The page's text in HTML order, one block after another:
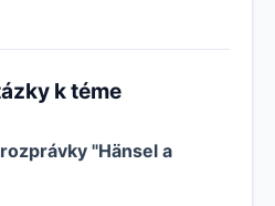
k téme
"Hänsel a